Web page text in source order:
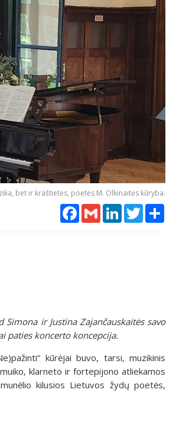
bet ir kraštietės, poetės M. Olkinaitės kūryba.
Facebook
GmailLinkedInTwitter
ir Justina Zajančauskaitės savo
paties koncerto koncepcija.
kūrėjai buvo, tarsi, muzikinis
klarneto ir fortepijono atliekamos
kilusios Lietuvos žydų poetės,